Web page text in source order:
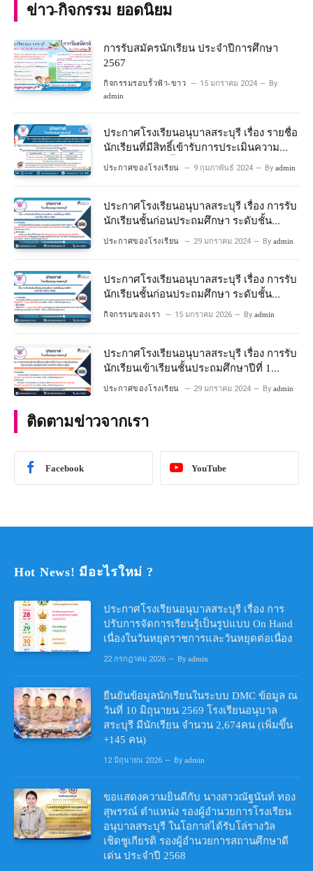
ข่าว-กิจกรรม ยอดนิยม
การรับสมัครนักเรียน ประจำปีการศึกษา
2567
กิจกรรมรอบรั้วฟ้า-ขาว 15 มกราคม 2024 By
admin
ประกาศโรงเรียนอนุบาลสระบุรี เรื่อง รายชื่อ
นักเรียนที่มีสิทธิ์เข้ารับการประเมินความ
พร้อมเข้าเรียนชั้นประถมศึกษาปีที่ 1
ประกาศของโรงเรียน 9 กุมภาพันธ์ 2024 By admin
ประกาศโรงเรียนอนุบาลสระบุรี เรื่อง การรับ
นักเรียนชั้นก่อนประถมศึกษา ระดับชั้น
ประกาศของโรงเรียน 29 มกราคม 2024 By admin
ประกาศโรงเรียนอนุบาลสระบุรี เรื่อง การรับ
นักเรียนชั้นก่อนประถมศึกษา ระดับชั้น
อนุบาลปีที่ ๒ ประจำปีการศึกษา ๒๕๖๙
กิจกรรมของเรา 15 มกราคม 2026 By admin
ประกาศโรงเรียนอนุบาลสระบุรี เรื่อง การรับ
นักเรียนเข้าเรียนชั้นประถมศึกษาปีที่ 1
โครงการห้องเรียนพิเศษ วิทยาศาสตร์ และ
ประกาศของโรงเรียน 29 มกราคม 2024 By admin
ติดตามข่าวจากเรา
Facebook YouTube
Hot News! มีอะไรใหม่ ?
ประกาศโรงเรียนอนุบาลสระบุรี เรื่อง การ
ปรับการจัดการเรียนรู้เป็นรูปแบบ On Hand
เนื่องในวันหยุดราชการและวันหยุดต่อเนื่อง
22 กรกฎาคม 2026 By admin
ยืนยันข้อมูลนักเรียนในระบบ DMC ข้อมูล ณ
วันที่ 10 มิถุนายน 2569 โรงเรียนอนุบาล
สระบุรี มีนักเรียน จำนวน 2,674คน (เพิ่มขึ้น
+145 คน)
12 มิถุนายน 2026 By admin
ขอแสดงความยินดีกับ นางสาวณัฐนันท์ ทอง
สุพรรณ์ ตำแหน่ง รองผู้อำนวยการโรงเรียน
อนุบาลสระบุรี ในโอกาสได้รับโล่รางวัล
เชิดชูเกียรติ รองผู้อำนวยการสถานศึกษาดี
เด่น ประจำปี 2568